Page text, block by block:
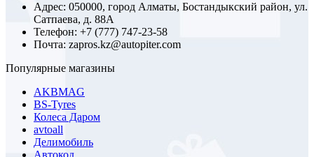
Адрес: 050000, город Алматы, Бостандыкский район, ул.
Сатпаева, д. 88А
Телефон: +7 (777) 747-23-58
Почта: zapros.kz@autopiter.com
Популярные магазины
AKBMAG
BS-Tyres
Колеса Даром
avtoall
Делимобиль